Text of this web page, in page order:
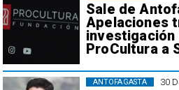
Sale de
Apelaciones
investigación
ProCultura a
30
ANTOFAGASTA